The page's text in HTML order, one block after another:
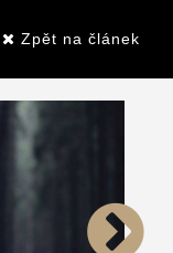
Zpět na článek